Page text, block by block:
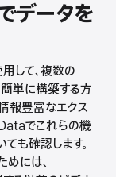
ータを
て、複数の
単に構築する方
報豊富なエクス
でこれらの機
も確認します。
めには、